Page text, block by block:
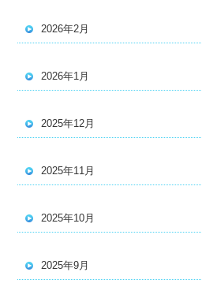
2026年2月
2026年1月
2025年12月
2025年11月
2025年10月
2025年9月